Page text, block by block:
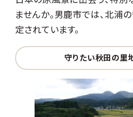
ませんか。男鹿市では、北浦
定されています。
守りたい秋田の里